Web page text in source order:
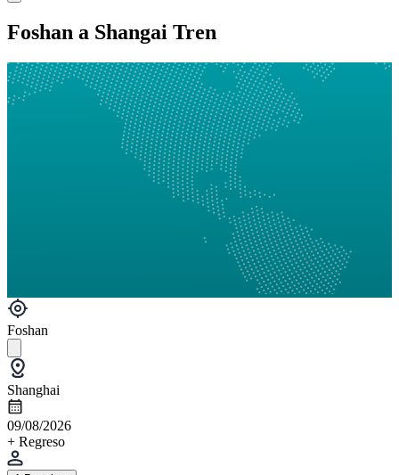
Foshan a Shangai Tren
Foshan
Shanghai
09/08/2026
+ Regreso